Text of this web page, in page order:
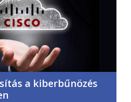
a kiberbűnözés